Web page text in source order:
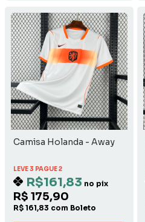
Camisa Holanda - Away
LEVE 3 PAGUE 2
R$161,83 no pix
R$ 175,90
R$ 161,83 com Boleto